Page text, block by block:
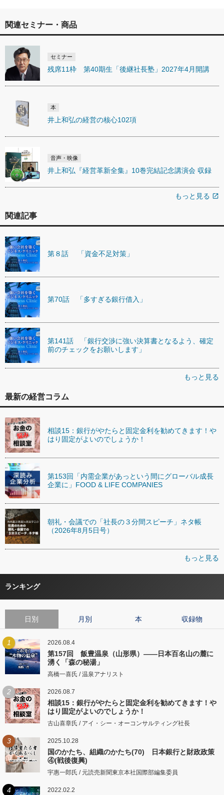
関連セミナー・商品
セミナー
残席11枠 第40期生「後継社長塾」2027年4月開講
本
井上和弘の経営の核心102項
音声・映像
井上和弘『経営革新全集』10巻完結記念講演会 収録
もっと見る open_in_new
関連記事
第８話 「資金不足対策」
第70話 「多すぎる銀行借入」
第141話 「銀行交渉に強い決算書となるよう、確定
前のチェックをお願いします」
もっと見る
最新の経営コラム
相談15：銀行がやたらと固定金利を勧めてきます！や
はり固定がよいのでしょうか！
第153回「内需企業があっという間にグローバル成長
企業に」FOOD & LIFE COMPANIES
朝礼・会議での「社長の３分間スピーチ」ネタ帳
（2026年8月5日号）
もっと見る
ランキング
日別 月別 本 収録物
1 2026.08.4
第157回 飯豊温泉（山形県）――日本百名山の麓に
湧く「森の秘湯」
高橋一喜氏 / 温泉アナリスト
2 2026.08.7
相談15：銀行がやたらと固定金利を勧めてきます！や
はり固定がよいのでしょうか！
古山喜章氏 / アイ・シー・オーコンサルティング社長
3 2025.10.28
国のかたち、組織のかたち(70) 日本銀行と財政政策
④(戦後復興)
宇惠一郎氏 / 元読売新聞東京本社国際部編集委員
4 2022.02.2